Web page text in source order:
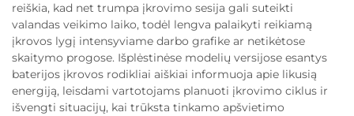
reiškia, kad net trumpa įkrovimo sesija gali suteikti
valandas veikimo laiko, todėl lengva palaikyti reikiamą
įkrovos lygį intensyviame darbo grafike ar netikėtose
skaitymo progose. Išplėstinėse modelių versijose esantys
baterijos įkrovos rodikliai aiškiai informuoja apie likusią
energiją, leisdami vartotojams planuoti įkrovimo ciklus ir
išvengti situacijų, kai trūksta tinkamo apšvietimo